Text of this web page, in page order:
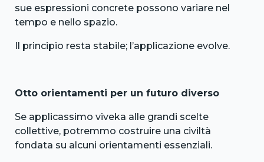
sue espressioni concrete possono variare nel
tempo e nello spazio.
Il principio resta stabile; l’applicazione evolve.
Otto orientamenti per un futuro diverso
Se applicassimo viveka alle grandi scelte
collettive, potremmo costruire una civiltà
fondata su alcuni orientamenti essenziali.